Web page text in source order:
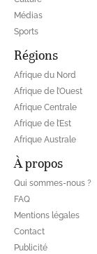
Médias
Sports
Régions
Afrique du Nord
Afrique de l’Ouest
Afrique Centrale
Afrique de l’Est
Afrique Australe
À propos
Qui sommes-nous ?
FAQ
Mentions légales
Contact
Publicité